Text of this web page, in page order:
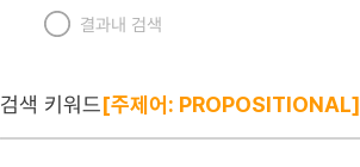
결과내 검색
검색 키워드[주제어: PROPOSITIONAL]